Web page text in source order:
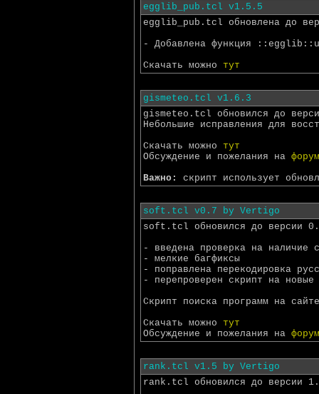
egglib_pub.tcl v1.5.5
egglib_pub.tcl обновлена до
- Добавлена функция
Скачать можно тут
gismeteo.tcl v1.6.3
gismeteo.tcl обновился до
Небольшие исправления для
Скачать можно тут
Обсуждение и пожелания на
Важно:
скрипт использует
soft.tcl v0.7 by Vertigo
soft.tcl обновился до версии
- введена проверка на наличие
- мелкие багфиксы
- поправлена перекодировка
- перепроверен скрипт на
Скрипт поиска программ на
Скачать можно тут
Обсуждение и пожелания на
rank.tcl v1.5 by Vertigo
rank.tcl обновился до версии